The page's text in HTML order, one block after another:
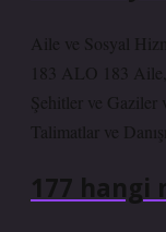
Aile ve Sosyal
183 ALO 183
Şehitler ve
Talimatlar ve
177 hangi